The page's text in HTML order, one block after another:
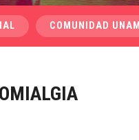
COMUNIDAD UNAM